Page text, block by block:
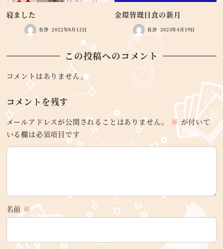
寝ました
有沙 2022年8月12日
金環皆既日食の新月
有沙 2023年4月19日
この投稿へのコメント
コメントはありません。
コメントを残す
メールアドレスが公開されることはありません。 ※ が付いて
いる欄は必須項目です
名前 ※